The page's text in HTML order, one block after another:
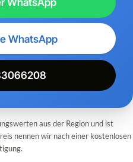
WhatsApp
aus der Region und ist
nennen wir nach einer kostenlosen